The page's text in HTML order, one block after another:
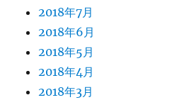
2018年7月
2018年6月
2018年5月
2018年4月
2018年3月